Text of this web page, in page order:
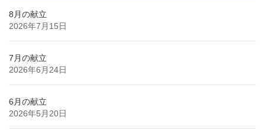
8月の献立
2026年7月15日
7月の献立
2026年6月24日
6月の献立
2026年5月20日